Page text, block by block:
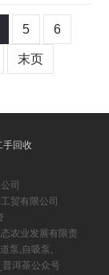
5 6
末页
手回收
司
贸有限公司
农业发展有限责
泵,自吸泵,
洱茶公众号